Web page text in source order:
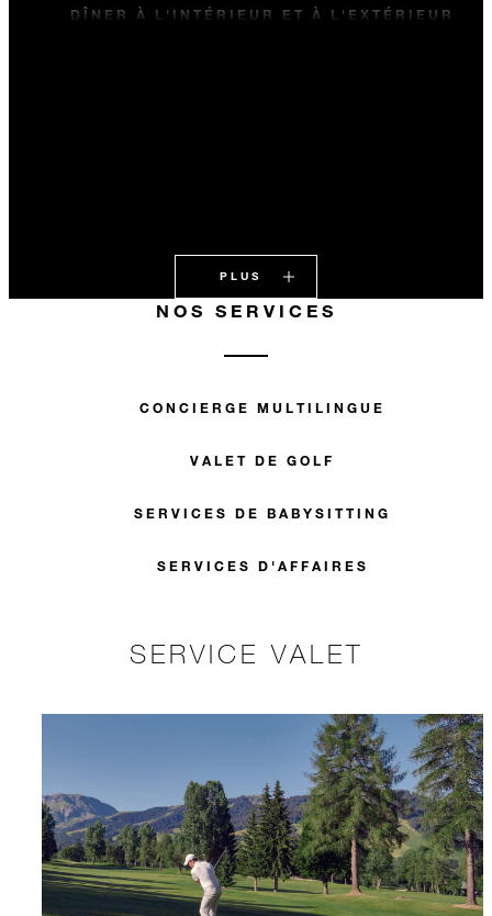
DÎNER À L'INTÉRIEUR ET À L'EXTÉRIEUR
PLUS
NOS SERVICES
CONCIERGE MULTILINGUE
VALET DE GOLF
SERVICES DE BABYSITTING
SERVICES D'AFFAIRES
SERVICE VALET